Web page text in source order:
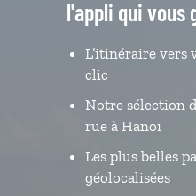
l'appli qui vous
L’itinéraire vers
clic
Notre sélection
rue à Hanoi
Les plus belles
géolocalisées